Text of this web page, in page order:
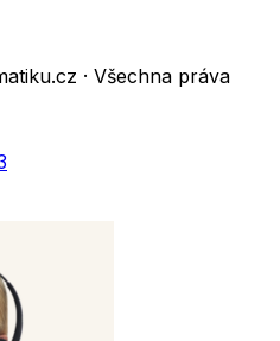
· Všechna práva